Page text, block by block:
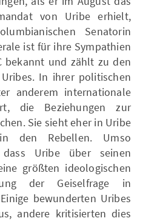
von Uribe erhielt,
Senatorin
ist für ihre Sympathien
bekannt und zählt zu den
In ihrer politischen
anderem internationale
die Beziehungen zur
Sie sieht eher in Uribe
den Rebellen. Umso
Uribe über seinen
größten ideologischen
der Geiselfrage in
bewunderten Uribes
andere kritisierten dies